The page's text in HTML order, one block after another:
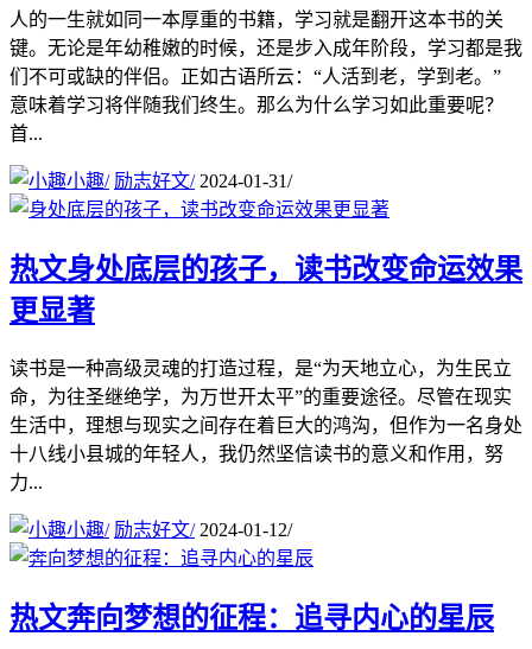
人的一生就如同一本厚重的书籍，学习就是翻开这本书的关
键。无论是年幼稚嫩的时候，还是步入成年阶段，学习都是我
们不可或缺的伴侣。正如古语所云：“人活到老，学到老。”
意味着学习将伴随我们终生。那么为什么学习如此重要呢？
首...
小趣/ 励志好文/ 2024-01-31/
热文身处底层的孩子，读书改变命运效果
更显著
读书是一种高级灵魂的打造过程，是“为天地立心，为生民立
命，为往圣继绝学，为万世开太平”的重要途径。尽管在现实
生活中，理想与现实之间存在着巨大的鸿沟，但作为一名身处
十八线小县城的年轻人，我仍然坚信读书的意义和作用，努
力...
小趣/ 励志好文/ 2024-01-12/
热文奔向梦想的征程：追寻内心的星辰